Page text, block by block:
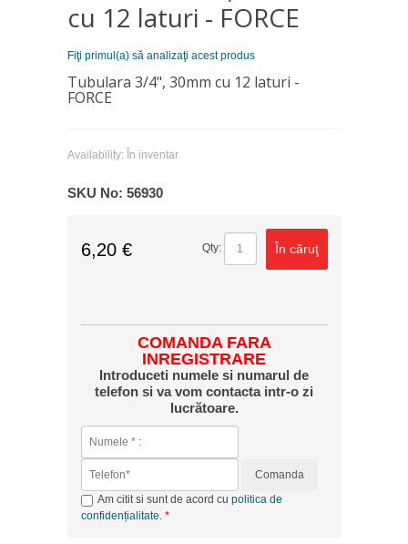
cu 12 laturi - FORCE
Fiţi primul(a) să analizaţi acest produs
Tubulara 3/4", 30mm cu 12 laturi -
FORCE
Availability: În inventar
SKU No: 56930
6,20 € Qty: În căruţ
COMANDA FARA
INREGISTRARE
Introduceti numele si numarul de
telefon si va vom contacta intr-o zi
lucrătoare.
Comanda
Am citit si sunt de acord cu politica de
confidențialitate.